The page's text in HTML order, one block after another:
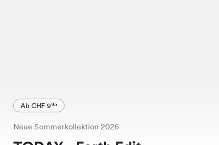
Ab CHF 995
Neue Sommerkollektion 2026